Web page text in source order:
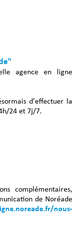
agence en ligne
d'effectuer la
24 et 7j/7.
complémentaires,
de Noréade
nous-